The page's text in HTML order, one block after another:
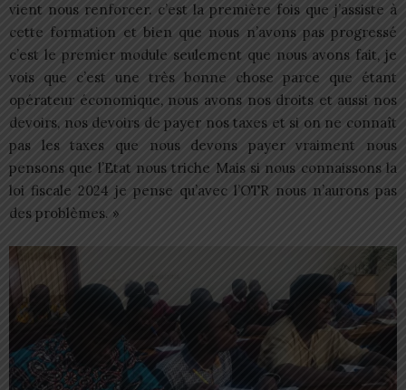
vient nous renforcer. c’est la première fois que j’assiste à
cette formation et bien que nous n’avons pas progressé
c’est le premier module seulement que nous avons fait, je
vois que c’est une très bonne chose parce que étant
opérateur économique, nous avons nos droits et aussi nos
devoirs, nos devoirs de payer nos taxes et si on ne connaît
pas les taxes que nous devons payer vraiment nous
pensons que l’Etat nous triche Mais si nous connaissons la
loi fiscale 2024 je pense qu’avec l’OTR nous n’aurons pas
des problèmes. »